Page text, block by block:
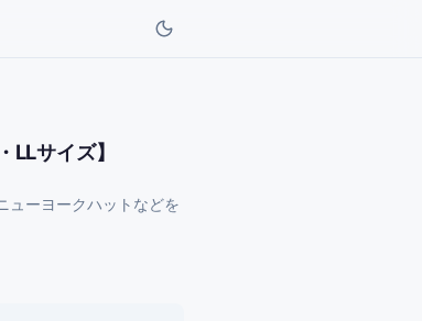
サイズ】
ューヨークハットなどを